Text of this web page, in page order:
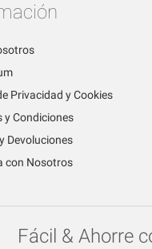
Privacidad y Cookies
y Condiciones
Devoluciones
con Nosotros
Fácil & Ahorre